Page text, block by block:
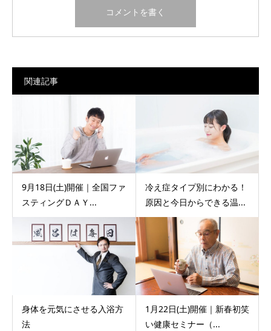
関連記事
9月18日(土)開催｜全国ファ
スティングＤＡＹ...
冷え症タイプ別にわかる！
原因と今日からできる温...
身体を元気にさせる入浴方
法
1月22日(土)開催｜新春初笑
い健康セミナー（...